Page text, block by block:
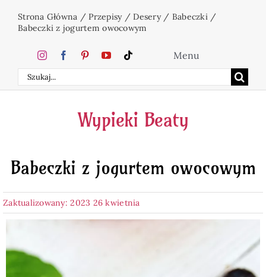
Strona Główna /Przepisy/Desery/ Babeczki/
Babeczki z jogurtem owocowym
Szukaj
Menu
Home
Ciasta
Desery
Wypieki Beaty
Babeczki z jogurtem owocowym
Zaktualizowany: 2023 26 kwietnia